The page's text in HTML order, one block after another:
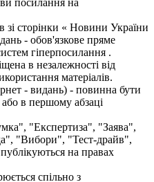
зі сторінки « Новини України
- обов'язкове пряме
гіперпосилання .
в незалежності від
матеріалів.
- видань) - повинна бути
в першому абзаці
"Експертиза", "Заява",
"Вибори", "Тест-драйв",
на правах
спільно з